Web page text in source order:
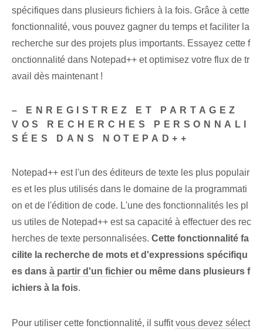
spécifiques dans plusieurs fichiers à la fois. Grâce à cette
fonctionnalité, vous pouvez gagner du temps et faciliter la
recherche sur des projets plus importants. Essayez cette f
onctionnalité dans Notepad++ et optimisez votre flux de tr
avail dès maintenant !
– ENREGISTREZ ET PARTAGEZ
VOS RECHERCHES PERSONNALI
SÉES DANS NOTEPAD++
Notepad++ est l'un des éditeurs de texte les plus populair
es et les plus utilisés dans le domaine de la programmati
on et de l'édition de code. L'une des fonctionnalités les pl
us utiles de Notepad++ est sa capacité à effectuer des rec
herches de texte personnalisées. Cette fonctionnalité fa
cilite la recherche de mots et d'expressions spécifiqu
es dans à partir d'un fichier ou même dans plusieurs f
ichiers à la fois.
Pour utiliser cette fonctionnalité, il suffitvous devez sélect